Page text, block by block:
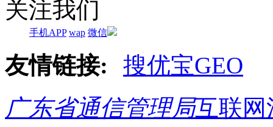
关注我们
手机APP wap 微信
友情链接:
搜优宝GEO
广东省通信管理局互联网